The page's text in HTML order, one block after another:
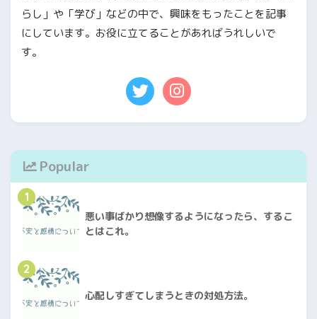
らし」や「学び」などの中で、興味をもったことを記事
にしています。お役に立てることがあればうれしいで
す。
Popular
1
悪い事ばかり想像するようになったら、するこ
とはこれ。
2
心配しすぎてしまうときの対処方法。